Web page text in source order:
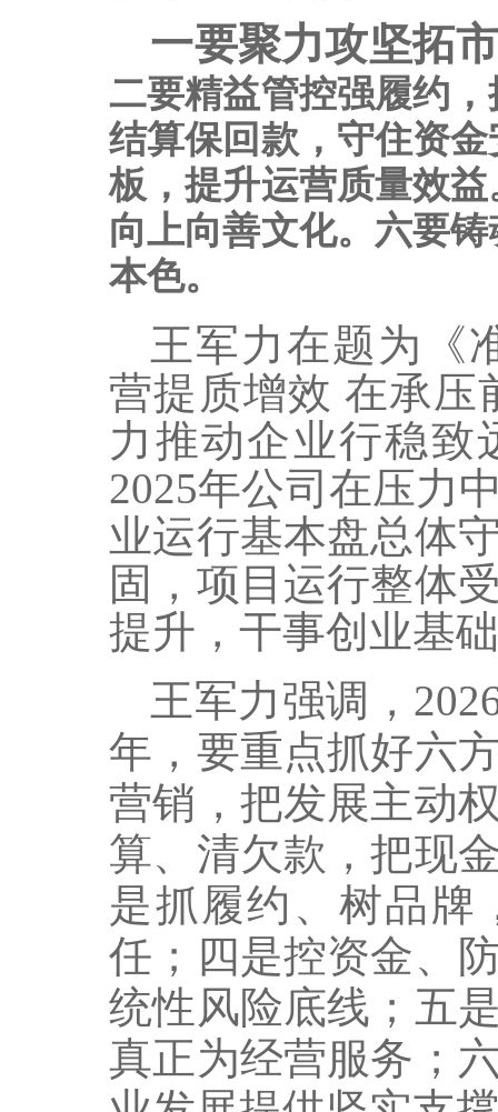
一要聚力攻坚拓
二要精益管控强履约
结算保回款，守住资
板，提升运营质量效益
向上向善文化。 六要
本色。
王军力在题为《
营提质增效 在承压
力推动企业行稳致
2025年公司在压力
业运行基本盘总体
固，项目运行整体
提升，干事创业基
王军力强调，
年，要重点抓好六
营销，把发展主动
算、清欠款，把现
是抓履约、树品牌
任；四是控资金、
统性风险底线；五
真正为经营服务；